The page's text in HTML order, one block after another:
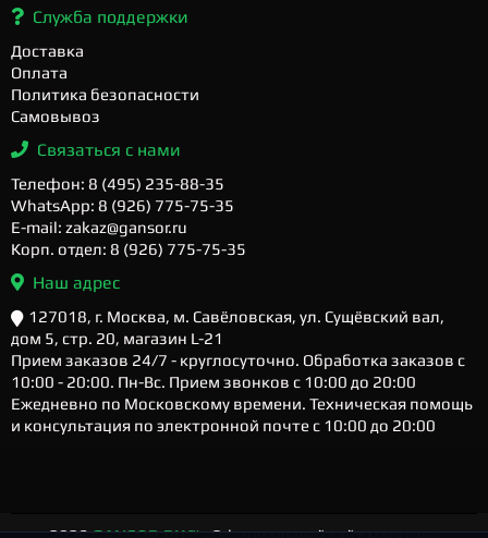
Служба поддержки
Доставка
Оплата
Политика безопасности
Самовывоз
Связаться с нами
Телефон: 8 (495) 235-88-35
WhatsApp: 8 (926) 775-75-35
E-mail: zakaz@gansor.ru
Корп. отдел: 8 (926) 775-75-35
Наш адрес
127018, г. Москва, м. Савёловская, ул. Сущёвский вал,
дом 5, стр. 20, магазин L-21
Прием заказов 24/7 - круглосуточно. Обработка заказов с
10:00 - 20:00. Пн-Вс. Прием звонков с 10:00 до 20:00
Ежедневно по Московскому времени. Техническая помощь
и консультация по электронной почте с 10:00 до 20:00